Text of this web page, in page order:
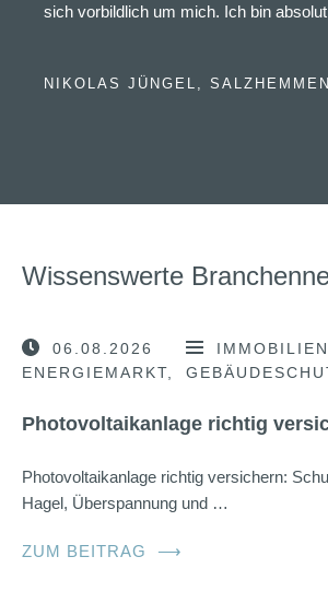
sich vorbildlich um mich. Ich bin
NIKOLAS JÜNGEL,
Wissenswerte
06.08.2026
IMMOBILIEN
ENERGIEMARKT
Photovoltaikanlage richtig
Photovoltaikanlage richtig versichern:
Hagel, Überspannung und …
ZUM BEITRAG ⟶